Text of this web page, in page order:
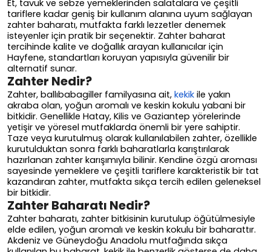
Et, tavuk ve sebze yemeklerinden salatalara ve çeşitli
tariflere kadar geniş bir kullanım alanına uyum sağlayan
zahter baharatı, mutfakta farklı lezzetler denemek
isteyenler için pratik bir seçenektir. Zahter baharat
tercihinde kalite ve doğallık arayan kullanıcılar için
Hayfene, standartları koruyan yapısıyla güvenilir bir
alternatif sunar.
Zahter Nedir?
Zahter, ballıbabagiller familyasına ait, kekik ile yakın
akraba olan, yoğun aromalı ve keskin kokulu yabani bir
bitkidir. Genellikle Hatay, Kilis ve Gaziantep yörelerinde
yetişir ve yöresel mutfaklarda önemli bir yere sahiptir.
Taze veya kurutulmuş olarak kullanılabilen zahter, özellikle
kurutulduktan sonra farklı baharatlarla karıştırılarak
hazırlanan zahter karışımıyla bilinir. Kendine özgü aroması
sayesinde yemeklere ve çeşitli tariflere karakteristik bir tat
kazandıran zahter, mutfakta sıkça tercih edilen geleneksel
bir bitkidir.
Zahter Baharatı Nedir?
Zahter baharatı, zahter bitkisinin kurutulup öğütülmesiyle
elde edilen, yoğun aromalı ve keskin kokulu bir baharattır.
Akdeniz ve Güneydoğu Anadolu mutfağında sıkça